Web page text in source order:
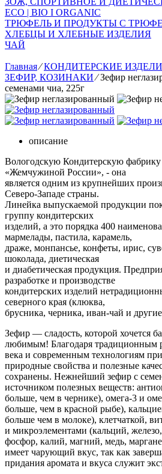
ECO | BIO I ORGANIC
ТРЮФЕЛЬ И ПРОДУКТЫ С
ХЛЕБЦЫ И ХЛЕБНЫЕ ИЗДЕЛИЯ
ЧАЙ
Главная⁄КОНДИТЕРСКИЕ
ЗЕФИР, КОЗИНАКИ ⁄ Зефир
семенами чиа, 225г
описание
Вологодскую Кондитерскую
«Жемчужиной России», - она
является одним из крупнейших
Северо-Западе страны.
Линейка выпускаемой продукции
группу кондитерских
изделий, а это порядка 400
мармелады, пастила, карамель,
драже, монпансье, конфеты, ирис,
шоколада, диетическая
и диабетическая продукция.
разработке и производстве
кондитерских изделий
северного края (клюква,
брусника, черника, иван-чай и
Зефир — сладость, которой хочется
любимым! Благодаря традиционным
века и современным технологиям
природные свойства и полезные
сохранены. Нежнейший зефир с
источником полезных веществ:
больше, чем в чернике), омега-3 и
больше, чем в красной рыбе),
больше чем в молоке), клетчаткой,
и микроэлементами (кальций,
фосфор, калий, магний, медь,
имеет чарующий вкус, так как
придания аромата и вкуса служит